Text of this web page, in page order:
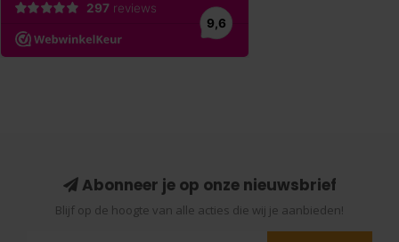
Abonneer je op onze nieuwsbrief
Blijf op de hoogte van alle acties die wij je aanbieden!